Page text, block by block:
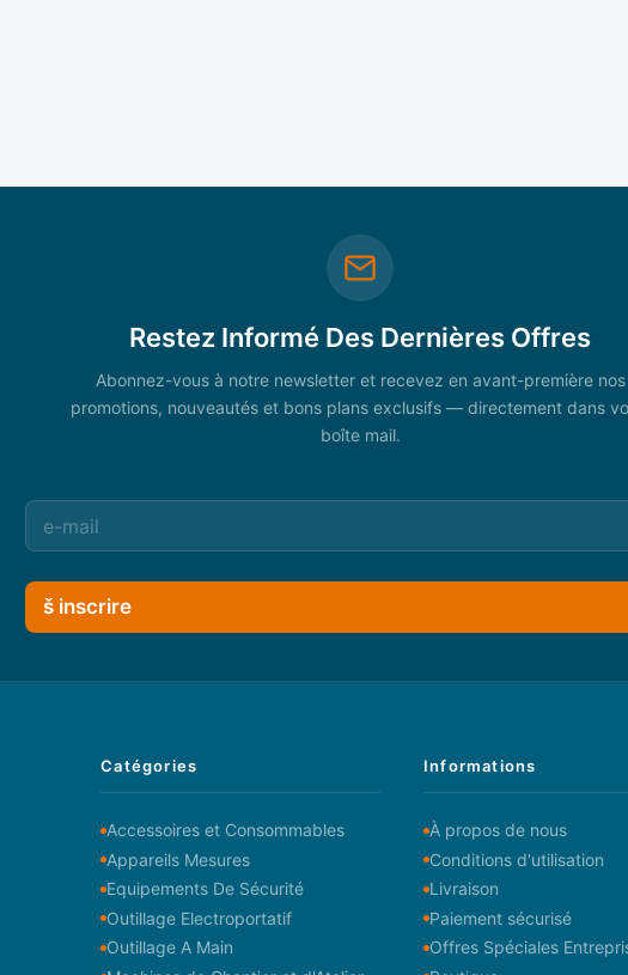
Restez Informé Des Dernières Offres
Abonnez-vous à notre newsletter et recevez en avant-première nos
promotions, nouveautés et bons plans exclusifs — directement dans
boîte mail.
š inscrire
Catégories
Accessoires et Consommables
Appareils Mesures
Equipements De Sécurité
Outillage Electroportatif
Outillage A Main
Informations
À propos de nous
Conditions d'utilisation
Livraison
Paiement sécurisé
Offres Spéciales